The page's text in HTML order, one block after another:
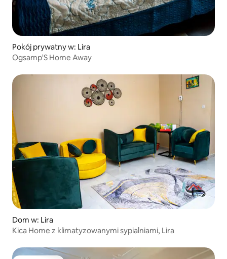
Pokój prywatny w: Lira
Ogsamp'S Home Away
Dom w: Lira
Kica Home z klimatyzowanymi sypialniami, Lira